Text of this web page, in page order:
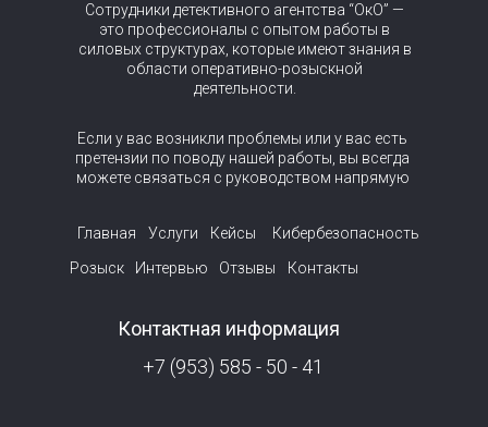
Главная Услуги Кейсы
Кибербезопасность
Интервью
Отзывы Контакты
Розыск
+7 (953) 585 - 50 - 41
Сотрудники детективного агентства “ОкО” —
это профессионалы с опытом работы в
силовых структурах, которые имеют знания в
области оперативно-розыскной
деятельности.
Контактная информация
Если у вас возникли проблемы или у вас есть
претензии по поводу нашей работы, вы всегда
можете связаться с руководством напрямую